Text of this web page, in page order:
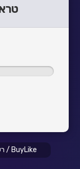
BuyLike
/